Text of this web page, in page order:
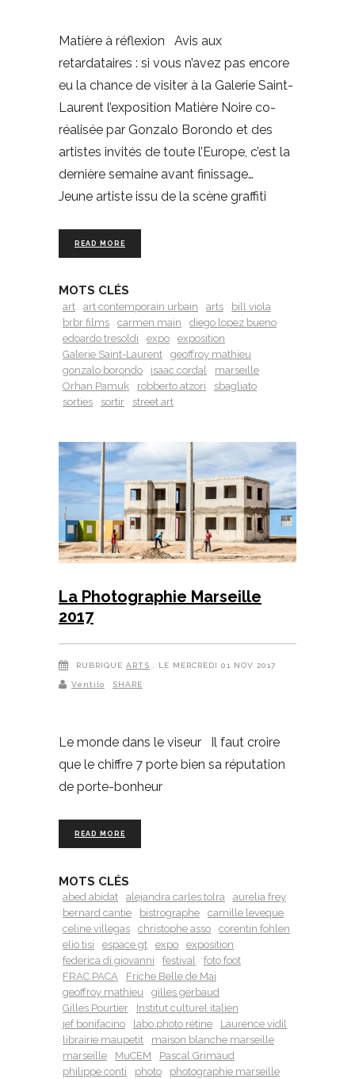
Matière à réflexion Avis aux
retardataires : si vous n’avez pas encore
eu la chance de visiter à la Galerie Saint-
Laurent l’exposition Matière Noire co-
réalisée par Gonzalo Borondo et des
artistes invités de toute l’Europe, c’est la
dernière semaine avant finissage…
Jeune artiste issu de la scène graffiti
READ MORE
MOTS CLÉS
art art contemporain urbain arts
bill viola
brbr films
carmen main
diego lopez bueno
edoardo tresoldi
expo
exposition
Galerie Saint-Laurent
geoffroy mathieu
gonzalo borondo
isaac cordal
marseille
Orhan Pamuk
robberto atzori
sbagliato
sorties
sortir street art
La Photographie Marseille
2017
RUBRIQUE ARTS , LE MERCREDI 01 NOV 2017
Ventilo SHARE
Le monde dans le viseur Il faut croire
que le chiffre 7 porte bien sa réputation
de porte-bonheur
READ MORE
MOTS CLÉS
abed abidat alejandra carles tolra
aurelia frey
bernard cantie
bistrographe
camille leveque
celine villegas
christophe asso
corentin fohlen
elio tisi
espace gt expo
exposition
federica di giovanni
festival
foto foot
FRAC PACA
Friche Belle de Mai
geoffroy mathieu
gilles gerbaud
Gilles Pourtier
Institut culturel italien
jef bonifacino
labo photo rétine
Laurence vidil
librairie maupetit
maison blanche marseille
marseille
MuCEM
Pascal Grimaud
philippe conti
photo
photographie marseille